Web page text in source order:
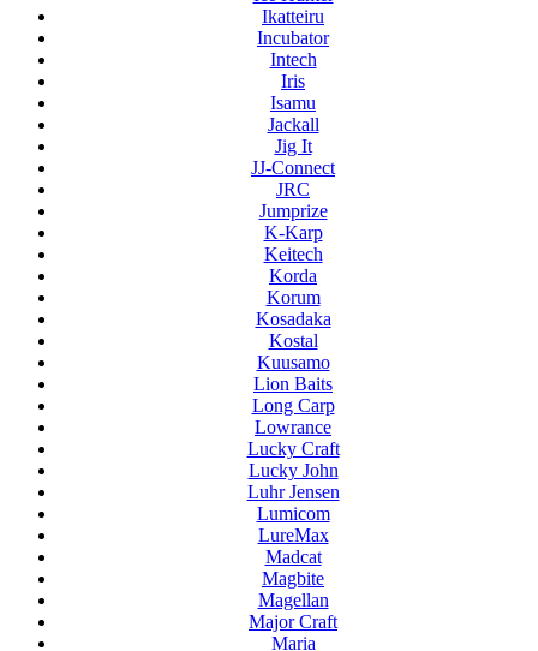
Ikatteiru
Incubator
Intech
Iris
Isamu
Jackall
Jig It
JJ-Connect
JRC
Jumprize
K-Karp
Keitech
Korda
Korum
Kosadaka
Kostal
Kuusamo
Lion Baits
Long Carp
Lowrance
Lucky Craft
Lucky John
Luhr Jensen
Lumicom
LureMax
Madcat
Magbite
Magellan
Major Craft
Maria